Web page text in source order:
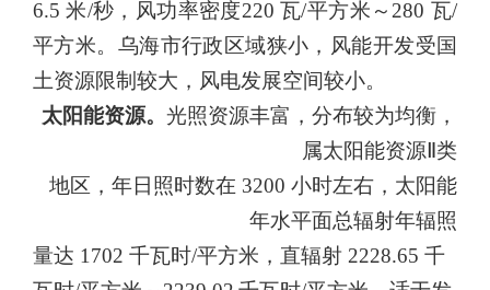
6.5 米/秒，风功率密度220 瓦/平方米 ～280 瓦/
平方米。乌海市行政区域狭小，风能开发受国
土资源限制较大，风电发展空间较小。
太阳能资源。 光照资源丰富，分布较为均衡，
属太阳能资源Ⅱ类
地区，年日照时数在 3200 小时左右，太阳能
年水平面总辐射年辐照
量达 1702 千瓦时/平方米，直辐射 2228.65 千